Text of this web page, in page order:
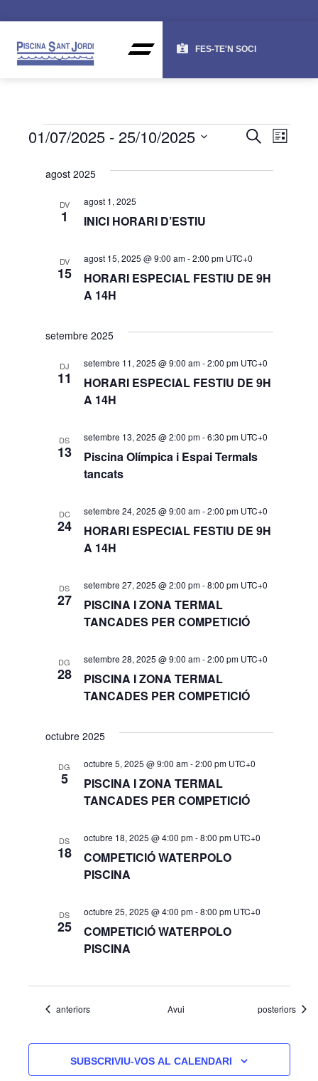
FES-TE'N SOCI
CERCA
LLISTA
01/07/2025 - 25/10/2025
unaagost 2025
DV
1 INICI HORARI D’ESTIU
agost 1, 2025
DV
15
HORARI ESPECIAL FESTIU DE 9H
A 14H
agost 15, 2025 @ 9:00 am-2:00 pm UTC+0
setembre 2025
DJ
11
HORARI ESPECIAL FESTIU DE 9H
A 14H
setembre 11, 2025 @ 9:00 am-2:00 pm UTC+0
DS
13
Piscina Olímpica i Espai Termals
tancats
setembre 13, 2025 @ 2:00 pm-6:30 pm UTC+0
DC
24
HORARI ESPECIAL FESTIU DE 9H
A 14H
setembre 24, 2025 @ 9:00 am-2:00 pm UTC+0
DS
27
PISCINA I ZONA TERMAL
TANCADES PER COMPETICIÓ
setembre 27, 2025 @ 2:00 pm-8:00 pm UTC+0
DG
28
PISCINA I ZONA TERMAL
TANCADES PER COMPETICIÓ
setembre 28, 2025 @ 9:00 am-2:00 pm UTC+0
octubre 2025
DG
5
PISCINA I ZONA TERMAL
TANCADES PER COMPETICIÓ
octubre 5, 2025 @ 9:00 am-2:00 pm UTC+0
DS
18
COMPETICIÓ WATERPOLO
PISCINA
octubre 18, 2025 @ 4:00 pm-8:00 pm UTC+0
DS
25
COMPETICIÓ WATERPOLO
PISCINA
octubre 25, 2025 @ 4:00 pm-8:00 pm UTC+0
Esdeveniments
anteriors Avui Esdeveniments
posteriors
SUBSCRIVIU-VOS AL CALENDARI